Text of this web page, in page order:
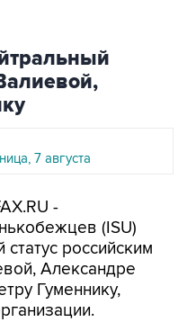
7 августа
-
(ISU)
российским
Александре
Гуменнику,